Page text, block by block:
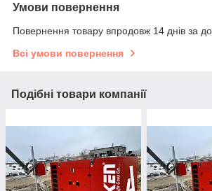
Умови повернення
Повернення товару впродовж 14 днів за
Всі умови повернення
Подібні товари компанії